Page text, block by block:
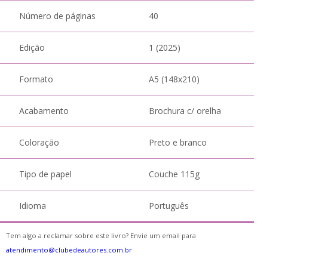
Número de páginas 40
Edição 1 (2025)
Formato A5 (148x210)
Acabamento Brochura c/ orelha
Coloração Preto e branco
Tipo de papel Couche 115g
Idioma Português
Tem algo a reclamar sobre este livro? Envie um email para
atendimento@clubedeautores.com.br